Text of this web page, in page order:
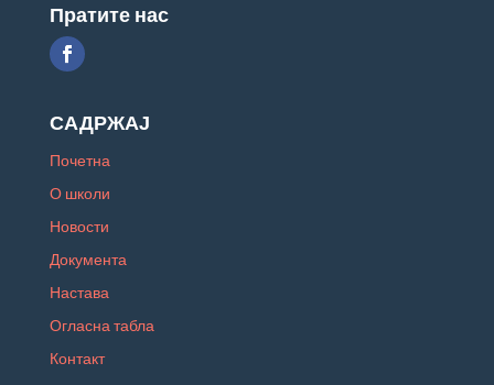
Пратите нас
САДРЖАЈ
Почетна
О школи
Новости
Документа
Настава
Огласна табла
Контакт